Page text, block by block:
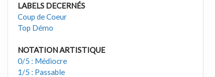
LABELS DECERNÉS
Coup de Coeur
Top Démo
NOTATION ARTISTIQUE
0/5 : Médiocre
1/5 : Passable